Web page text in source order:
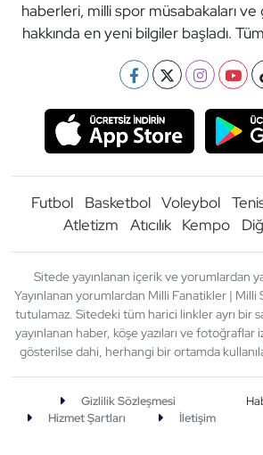
haberleri, milli spor müsabakaları
hakkında en yeni bilgiler başladı.
Futbol Basketbol Voleybol
Atletizm
Atıcılık Kempo
Sitede yayınlanan içerik ve yorumlardan
Yayınlanan yorumlardan Milli Fanatikler |
tutulamaz. Sitedeki tüm harici linkler ayrı bir
yayınlanan haber, köşe yazıları ve fotoğraflar
gösterilse dahi, herhangi bir ortamda
Gizlilik Sözleşmesi
Hizmet Şartları
İletişim